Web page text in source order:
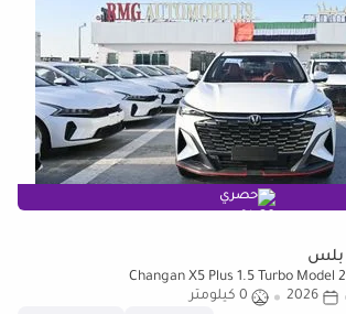
حصري
2026
0 كيلومتر